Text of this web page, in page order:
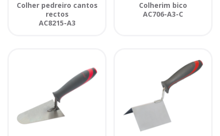
Colher pedreiro cantos
rectos
AC8215-A3
Colherim bico
AC706-A3-C